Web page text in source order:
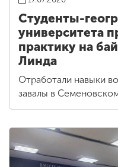
Студенты-
университета
практику на
Линда
Отработали навыки
завалы в